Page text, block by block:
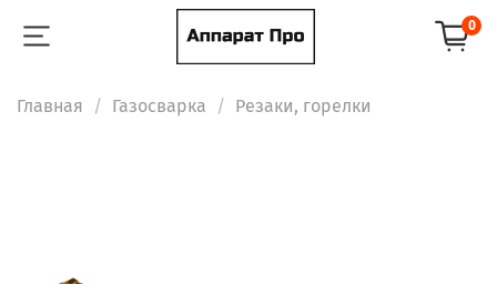
0
Главная Газосварка Резаки, горелки